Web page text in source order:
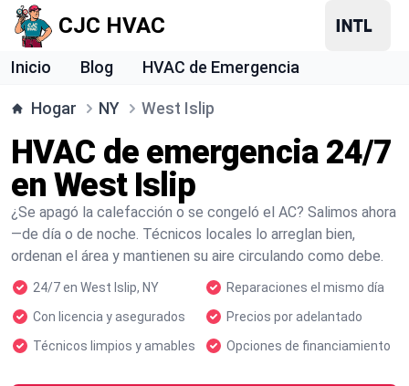
CJC HVAC
Inicio Blog HVAC de Emergencia
Hogar NY West Islip
HVAC de emergencia 24/7
en West Islip
¿Se apagó la calefacción o se congeló el AC? Salimos ahora
—de día o de noche. Técnicos locales lo arreglan bien,
ordenan el área y mantienen su aire circulando como debe.
24/7 en West Islip, NY
Reparaciones el mismo día
Con licencia y asegurados
Precios por adelantado
Técnicos limpios y amables
Opciones de financiamiento